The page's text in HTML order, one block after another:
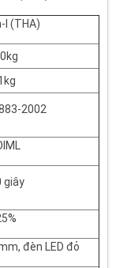
I (THA)
2002
giây
đèn LED đỏ